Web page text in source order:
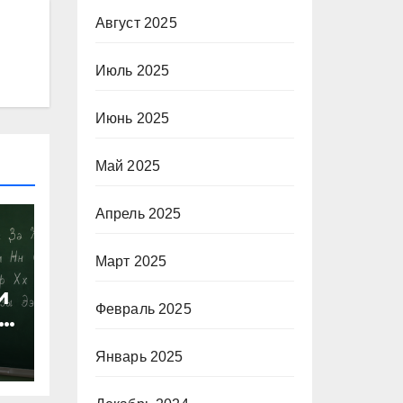
Август 2025
Июль 2025
Июнь 2025
Май 2025
Апрель 2025
Март 2025
Февраль 2025
Январь 2025